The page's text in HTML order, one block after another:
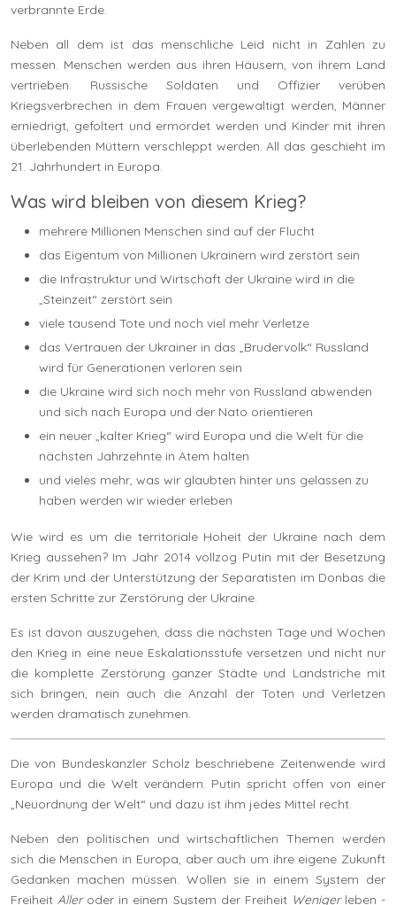
verbrannte Erde.
Neben all dem ist das menschliche Leid nicht in Zahlen zu
messen. Menschen werden aus ihren Häusern, von ihrem Land
vertrieben. Russische Soldaten und Offizier verüben
Kriegsverbrechen in dem Frauen vergewaltigt werden, Männer
erniedrigt, gefoltert und ermordet werden und Kinder mit ihren
überlebenden Müttern verschleppt werden. All das geschieht im
21. Jahrhundert in Europa.
Was wird bleiben von diesem Krieg?
mehrere Millionen Menschen sind auf der Flucht
das Eigentum von Millionen Ukrainern wird zerstört sein
die Infrastruktur und Wirtschaft der Ukraine wird in die
„Steinzeit“ zerstört sein
viele tausend Tote und noch viel mehr Verletze
das Vertrauen der Ukrainer in das „Brudervolk“ Russland
wird für Generationen verloren sein
die Ukraine wird sich noch mehr von Russland abwenden
und sich nach Europa und der Nato orientieren
ein neuer „kalter Krieg“ wird Europa und die Welt für die
nächsten Jahrzehnte in Atem halten
und vieles mehr, was wir glaubten hinter uns gelassen zu
haben werden wir wieder erleben
Wie wird es um die territoriale Hoheit der Ukraine nach dem
Krieg aussehen? Im Jahr 2014 vollzog Putin mit der Besetzung
der Krim und der Unterstützung der Separatisten im Donbas die
ersten Schritte zur Zerstörung der Ukraine.
Es ist davon auszugehen, dass die nächsten Tage und Wochen
den Krieg in eine neue Eskalationsstufe versetzen und nicht nur
die komplette Zerstörung ganzer Städte und Landstriche mit
sich bringen, nein auch die Anzahl der Toten und Verletzen
werden dramatisch zunehmen.
Die von Bundeskanzler Scholz beschriebene Zeitenwende wird
Europa und die Welt verändern. Putin spricht offen von einer
„Neuordnung der Welt“ und dazu ist ihm jedes Mittel recht.
Neben den politischen und wirtschaftlichen Themen werden
sich die Menschen in Europa, aber auch um ihre eigene Zukunft
Gedanken machen müssen. Wollen sie in einem System der
Freiheit Alleroder in einem System der Freiheit Wenigerleben -